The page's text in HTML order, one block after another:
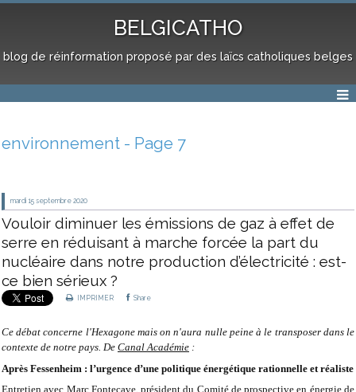
BELGICATHO
blog de réinformation proposé par des laïcs catholiques belges
environnement - Page 7
mardi 15 septembre 2020
Vouloir diminuer les émissions de gaz à effet de
serre en réduisant à marche forcée la part du
nucléaire dans notre production d’électricité : est-
ce bien sérieux ?
IMPRIMER Share
Ce débat concerne l'Hexagone mais on n'aura nulle peine à le transposer dans le
contexte de notre pays. De Canal Académie :
Après Fessenheim : l’urgence d’une politique énergétique rationnelle et réaliste
Entretien avec Marc Fontecave, président du Comité de prospective en énergie de